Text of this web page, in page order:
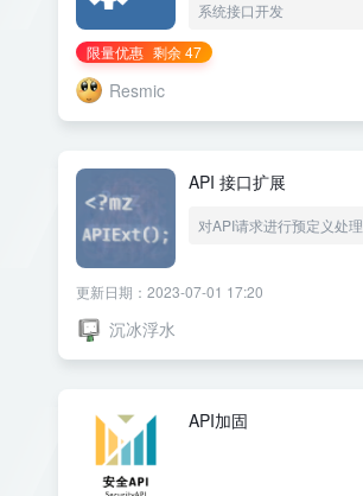
系统接口开发
限量优惠 剩余 47
Resmic
API 接口扩展
对API请求进行预定义处理
更新日期：2023-07-01 17:20
沉冰浮水
API加固